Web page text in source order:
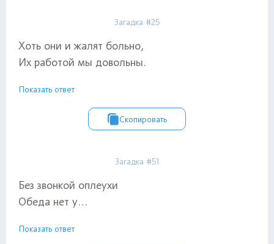
Загадка #25
Хоть они и жалят больно,
Их работой мы довольны.
Показать ответ
Скопировать
Загадка #51
Без звонкой оплеухи
Обеда нет у…
Показать ответ